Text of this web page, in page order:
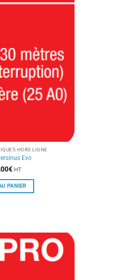
HORS LIGNE
Evo
€ HT
PANIER